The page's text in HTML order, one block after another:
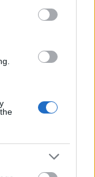
πιο κοντά
στο πλαίσιο
να
είπε,
-